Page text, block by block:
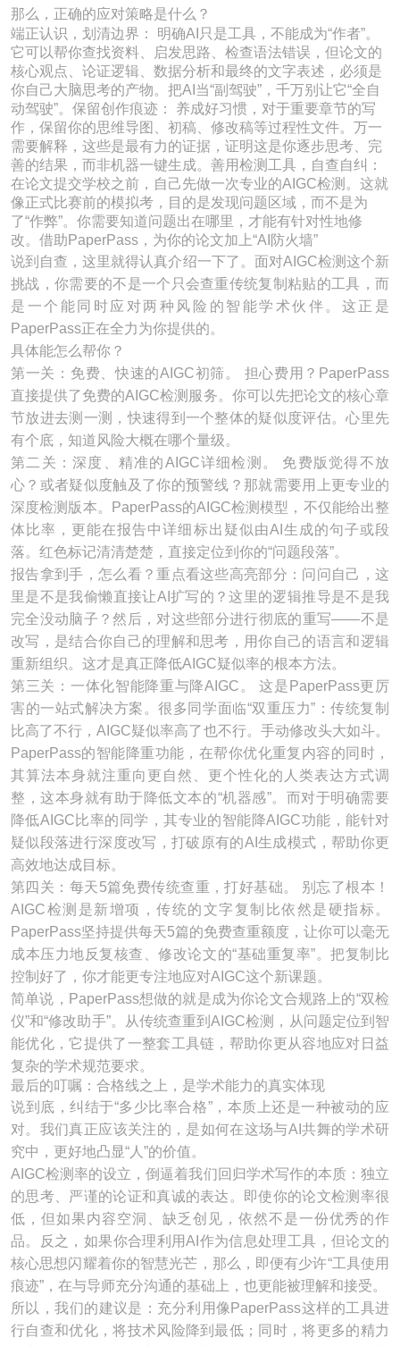
那么，正确的应对策略是什么？
端正认识，划清边界： 明确AI只是工具，不能成为“作者”。
它可以帮你查找资料、启发思路、检查语法错误，但论文的
核心观点、论证逻辑、数据分析和最终的文字表述，必须是
你自己大脑思考的产物。把AI当“副驾驶”，千万别让它“全自
动驾驶”。保留创作痕迹： 养成好习惯，对于重要章节的写
作，保留你的思维导图、初稿、修改稿等过程性文件。万一
需要解释，这些是最有力的证据，证明这是你逐步思考、完
善的结果，而非机器一键生成。善用检测工具，自查自纠：
在论文提交学校之前，自己先做一次专业的AIGC检测。这就
像正式比赛前的模拟考，目的是发现问题区域，而不是为
了“作弊”。你需要知道问题出在哪里，才能有针对性地修
改。借助PaperPass，为你的论文加上“AI防火墙”
说到自查，这里就得认真介绍一下了。面对AIGC检测这个新
挑战，你需要的不是一个只会查重传统复制粘贴的工具，而
是一个能同时应对两种风险的智能学术伙伴。这正是
PaperPass正在全力为你提供的。
具体能怎么帮你？
第一关：免费、快速的AIGC初筛。 担心费用？PaperPass
直接提供了免费的AIGC检测服务。你可以先把论文的核心章
节放进去测一测，快速得到一个整体的疑似度评估。心里先
有个底，知道风险大概在哪个量级。
第二关：深度、精准的AIGC详细检测。 免费版觉得不放
心？或者疑似度触及了你的预警线？那就需要用上更专业的
深度检测版本。PaperPass的AIGC检测模型，不仅能给出整
体比率，更能在报告中详细标出疑似由AI生成的句子或段
落。红色标记清清楚楚，直接定位到你的“问题段落”。
报告拿到手，怎么看？重点看这些高亮部分：问问自己，这
里是不是我偷懒直接让AI扩写的？这里的逻辑推导是不是我
完全没动脑子？然后，对这些部分进行彻底的重写——不是
改写，是结合你自己的理解和思考，用你自己的语言和逻辑
重新组织。这才是真正降低AIGC疑似率的根本方法。
第三关：一体化智能降重与降AIGC。 这是PaperPass更厉
害的一站式解决方案。很多同学面临“双重压力”：传统复制
比高了不行，AIGC疑似率高了也不行。手动修改头大如斗。
PaperPass的智能降重功能，在帮你优化重复内容的同时，
其算法本身就注重向更自然、更个性化的人类表达方式调
整，这本身就有助于降低文本的“机器感”。而对于明确需要
降低AIGC比率的同学，其专业的智能降AIGC功能，能针对
疑似段落进行深度改写，打破原有的AI生成模式，帮助你更
高效地达成目标。
第四关：每天5篇免费传统查重，打好基础。 别忘了根本！
AIGC检测是新增项，传统的文字复制比依然是硬指标。
PaperPass坚持提供每天5篇的免费查重额度，让你可以毫无
成本压力地反复核查、修改论文的“基础重复率”。把复制比
控制好了，你才能更专注地应对AIGC这个新课题。
简单说，PaperPass想做的就是成为你论文合规路上的“双检
仪”和“修改助手”。从传统查重到AIGC检测，从问题定位到智
能优化，它提供了一整套工具链，帮助你更从容地应对日益
复杂的学术规范要求。
最后的叮嘱：合格线之上，是学术能力的真实体现
说到底，纠结于“多少比率合格”，本质上还是一种被动的应
对。我们真正应该关注的，是如何在这场与AI共舞的学术研
究中，更好地凸显“人”的价值。
AIGC检测率的设立，倒逼着我们回归学术写作的本质：独立
的思考、严谨的论证和真诚的表达。即使你的论文检测率很
低，但如果内容空洞、缺乏创见，依然不是一份优秀的作
品。反之，如果你合理利用AI作为信息处理工具，但论文的
核心思想闪耀着你的智慧光芒，那么，即便有少许“工具使用
痕迹”，在与导师充分沟通的基础上，也更能被理解和接受。
所以，我们的建议是：充分利用像PaperPass这样的工具进
行自查和优化，将技术风险降到最低；同时，将更多的精力